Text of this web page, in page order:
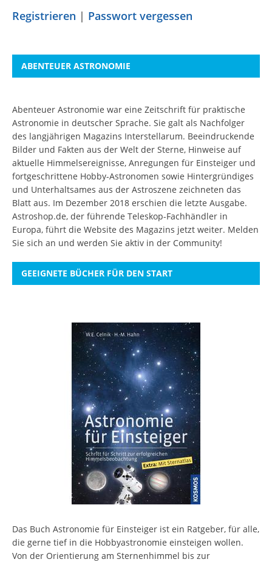
Registrieren | Passwort vergessen
ABENTEUER ASTRONOMIE
Abenteuer Astronomie war eine Zeitschrift für praktische
Astronomie in deutscher Sprache. Sie galt als Nachfolger
des langjährigen Magazins Interstellarum. Beeindruckende
Bilder und Fakten aus der Welt der Sterne, Hinweise auf
aktuelle Himmelsereignisse, Anregungen für Einsteiger und
fortgeschrittene Hobby-Astronomen sowie Hintergründiges
und Unterhaltsames aus der Astroszene zeichneten das
Blatt aus. Im Dezember 2018 erschien die letzte Ausgabe.
Astroshop.de, der führende Teleskop-Fachhändler in
Europa, führt die Website des Magazins jetzt weiter. Melden
Sie sich an und werden Sie aktiv in der Community!
GEEIGNETE BÜCHER FÜR DEN START
Das Buch Astronomie für Einsteiger ist ein Ratgeber, für alle,
die gerne tief in die Hobbyastronomie einsteigen wollen.
Von der Orientierung am Sternenhimmel bis zur